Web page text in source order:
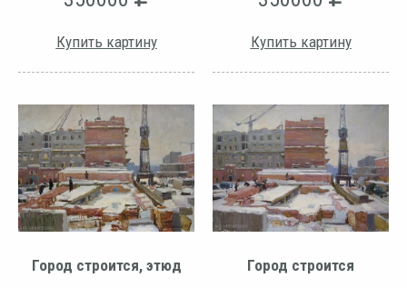
Купить картину Купить картину
Город строится, этюд Город строится